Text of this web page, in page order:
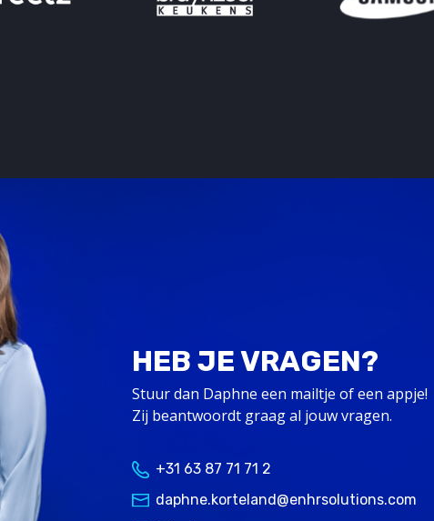
HEB JE VRAGEN?
Stuur dan Daphne een mailtje of een appje!
Zij beantwoordt graag al jouw vragen.
+31 63 87 71 71 2
daphne.korteland@enhrsolutions.com